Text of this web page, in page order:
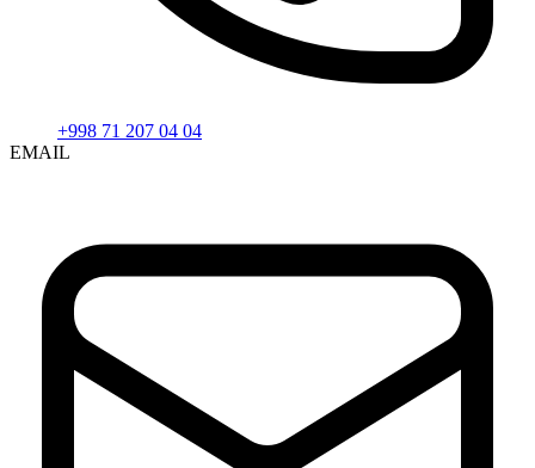
+998 71 207 04 04
EMAIL